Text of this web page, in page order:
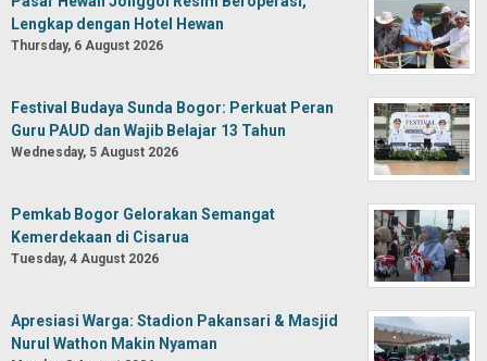
Lengkap dengan Hotel Hewan
Thursday, 6 August 2026
Festival Budaya Sunda Bogor: Perkuat Peran
Guru PAUD dan Wajib Belajar 13 Tahun
Wednesday, 5 August 2026
Pemkab Bogor Gelorakan Semangat
Kemerdekaan di Cisarua
Tuesday, 4 August 2026
Apresiasi Warga: Stadion Pakansari & Masjid
Nurul Wathon Makin Nyaman